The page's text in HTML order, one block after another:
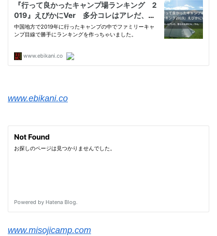
www.ebikani.co
www.misojicamp.com